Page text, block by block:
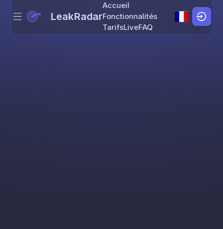
Skip to content
Menu LeakRadar
Accueil
Fonctionnalités
TarifsLiveFAQ